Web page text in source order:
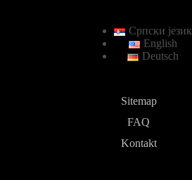
Српски језик
English
Deutsch
Sitemap
FAQ
Kontakt